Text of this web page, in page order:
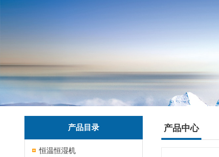
产品目录
恒温恒湿机
产品中心